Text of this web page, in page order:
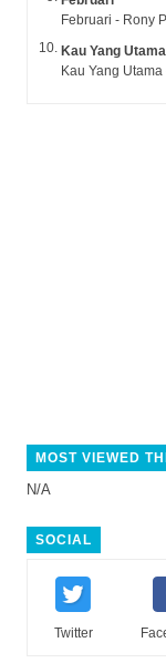
Februari - Rony
Kau Yang Utama
Kau Yang
MOST VIEWED
N/A
SOCIAL
Twitter